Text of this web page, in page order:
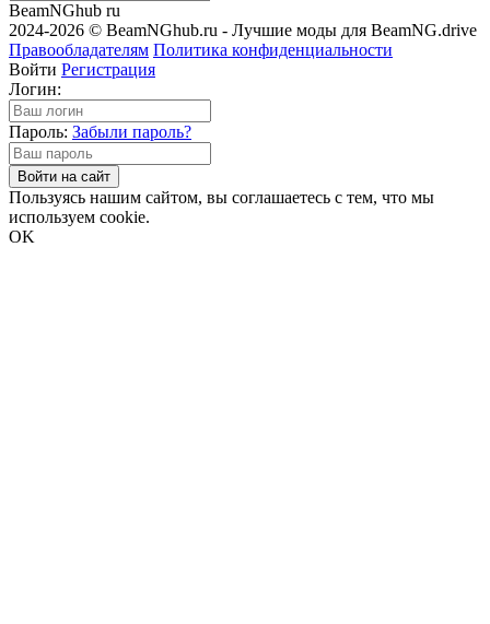
BeamNGhub ru
2024-2026 © BeamNGhub.ru - Лучшие моды для BeamNG.drive
Правообладателям Политика конфиденциальности
Войти Регистрация
Логин:
Пароль: Забыли пароль?
Войти на сайт
Пользуясь нашим сайтом, вы соглашаетесь с тем, что мы
используем cookie.
OK